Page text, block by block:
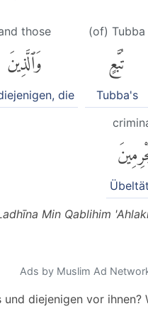
(of) Tubba
تُبَّعٍ
Tubba's
those
وَٱلَّذِينَ
die
Min Qablihim
Ads by Muslim Ad
diejenigen vor